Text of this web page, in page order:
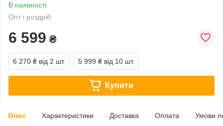
В наявності
Опт і роздріб
6 599 ₴
6 270 ₴ від 2 шт. 5 999 ₴ від 10 шт.
Купити
Опис Характеристики Доставка Оплата Умови